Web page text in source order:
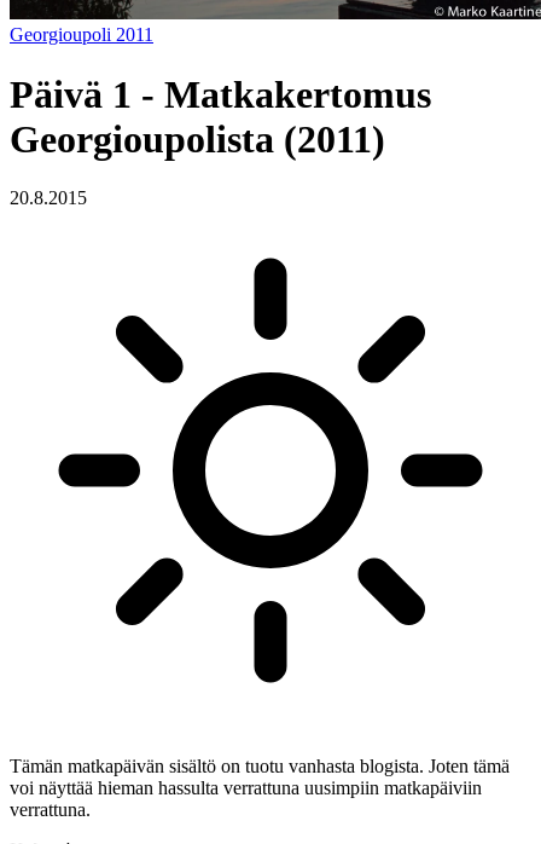
Georgioupoli 2011
Päivä 1 - Matkakertomus
Georgioupolista (2011)
20.8.2015
Tämän matkapäivän sisältö on tuotu vanhasta blogista. Joten tämä
voi näyttää hieman hassulta verrattuna uusimpiin matkapäiviin
verrattuna.